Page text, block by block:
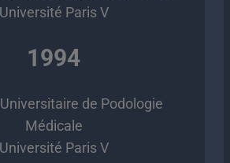
Université Paris V
1994
de Podologie
Médicale
Université Paris V